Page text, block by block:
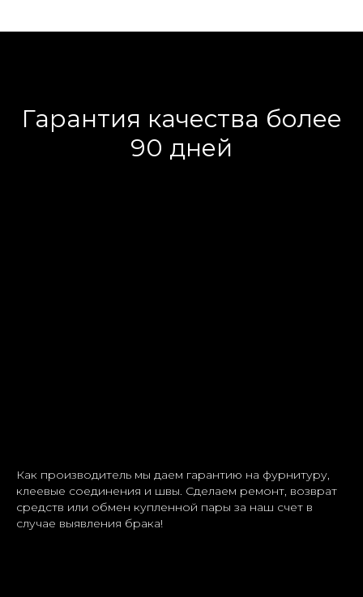
Гарантия качества более
90 дней
Как производитель мы даем гарантию на фурнитуру,
клеевые соединения и швы. Сделаем ремонт, возврат
средств или обмен купленной пары за наш счет в
случае выявления брака!